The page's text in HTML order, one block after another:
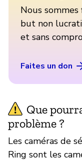
Nous sommes
but non
et sans
Faites un don
Que
problème ?
Les caméras de
Ring sont les